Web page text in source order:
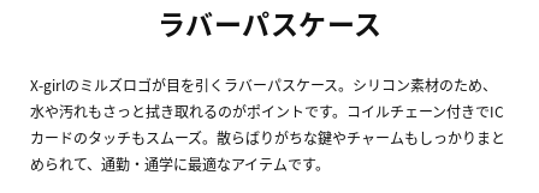
ラバーパスケース
X-girlのミルズロゴが目を引くラバーパスケース。シリコン素材のため、
水や汚れもさっと拭き取れるのがポイントです。コイルチェーン付きでIC
カードのタッチもスムーズ。散らばりがちな鍵やチャームもしっかりまと
められて、通勤・通学に最適なアイテムです。